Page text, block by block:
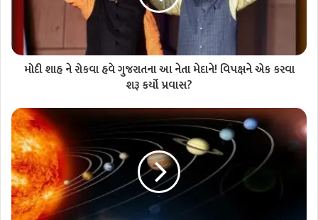
મોદી શાહ ને રોકવા હવે ગુજરાતના આ નેતા મેદાને! વિપક્ષને એક કરવા
શરૂ કર્યો પ્રવાસ?